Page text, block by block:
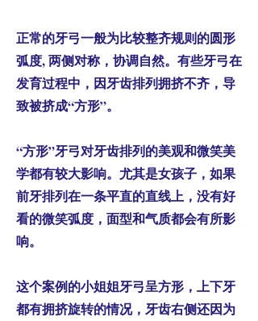
正常的牙弓一般为比较整齐规则的圆形
弧度, 两侧对称，协调自然。有些牙弓在
发育过程中，因牙齿排列拥挤不齐，导
致被挤成“方形”。
“方形”牙弓对牙齿排列的美观和微笑美
学都有较大影响。尤其是女孩子，如果
前牙排列在一条平直的直线上，没有好
看的微笑弧度，面型和气质都会有所影
响。
这个案例的小姐姐牙弓呈方形，上下牙
都有拥挤旋转的情况，牙齿右侧还因为